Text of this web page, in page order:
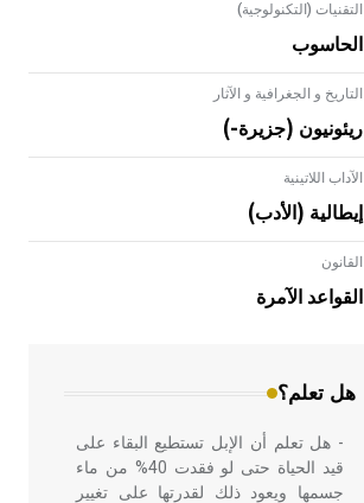
التقنيات (التكنولوجية)
الحاسوب
التاريخ و الجغرافية و الآثار
ريئونيون (جزيرة-)
الآداب اللاتينية
إيطالية (الأدب)
القانون
القواعد الآمرة
هل تعلم؟
- هل تعلم أن الأبلق نوع من الفنون
الهندسية التي ارتبطت بالعمارة الإسلامية
في بلاد الشام ومصر خاصة، حيث يحرص
- هل تعلم أن الإبل تستطيع البقاء على
قيد الحياة حتى لو فقدت 40% من ماء
جسمها ويعود ذلك لقدرتها على تغيير